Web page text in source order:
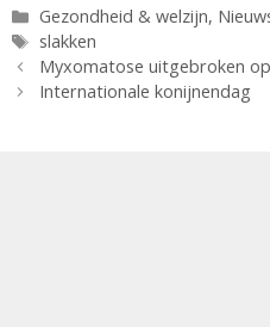
Categorieën
Gezondheid & welzijn,
Tags
slakken
Myxomatose uitgebroken
Internationale konijnendag